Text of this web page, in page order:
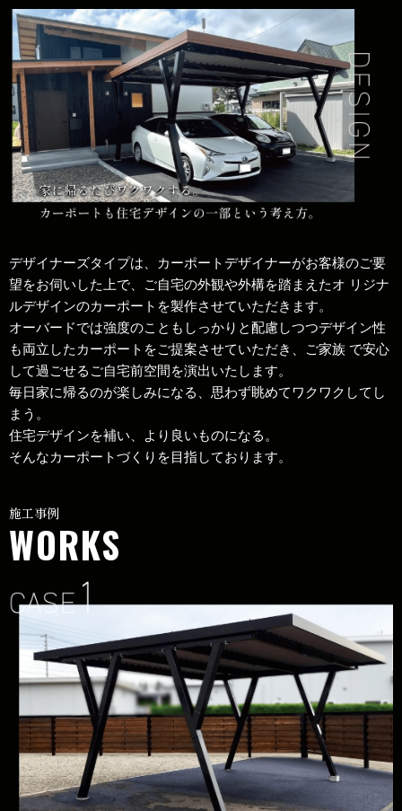
デザイナーズタイプは、カーポートデザイナーがお客様のご要
望をお伺いした上で、ご自宅の外観や外構を踏まえたオ リジナ
ルデザインのカーポートを製作させていただきます。
オーバードでは強度のこともしっかりと配慮しつつデザイン性
も両立したカーポートをご提案させていただき、ご家族 で安心
して過ごせるご自宅前空間を演出いたします。
毎日家に帰るのが楽しみになる、思わず眺めてワクワクしてし
まう。
住宅デザインを補い、より良いものになる。
そんなカーポートづくりを目指しております。
施工事例
WORKS